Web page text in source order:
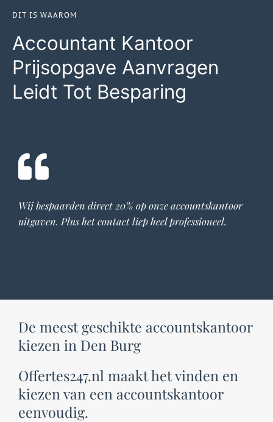
DIT IS WAAROM
Accountant Kantoor
Prijsopgave Aanvragen
Leidt Tot Besparing
Wij bespaarden direct 20% op onzeaccountskantoor
uitgaven. Plus het contact liep heel professioneel.
De meest geschikte accountskantoor
kiezen in Den Burg
Offertes247.nl maakt het vinden en
kiezen van een accountskantoor
eenvoudig.